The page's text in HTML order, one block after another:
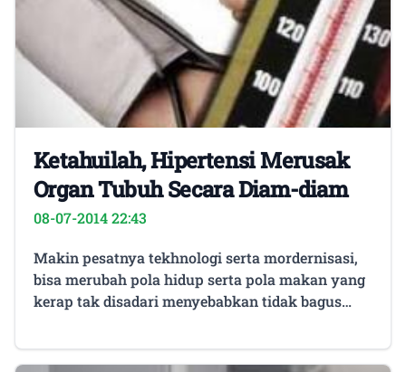
Ketahuilah, Hipertensi Merusak
Organ Tubuh Secara Diam-diam
08-07-2014 22:43
Makin pesatnya tekhnologi serta mordernisasi,
bisa merubah pola hidup serta pola makan yang
kerap tak disadari menyebabkan tidak bagus
darah tinggi umpamanya, saat ini tergolong
penyakit tak menular yang paling banyak